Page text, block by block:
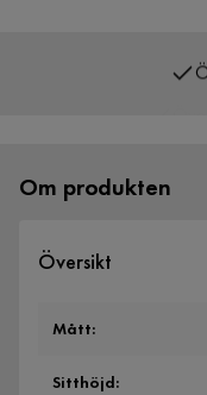
Om produkten
Översikt
Mått:
Sitthöjd: